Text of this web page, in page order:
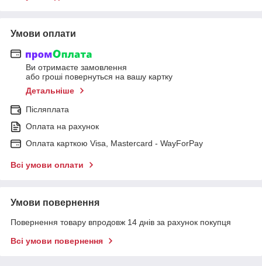
Умови оплати
Ви отримаєте замовлення
або гроші повернуться на вашу картку
Детальніше
Післяплата
Оплата на рахунок
Оплата карткою Visa, Mastercard - WayForPay
Всі умови оплати
Умови повернення
Повернення товару впродовж 14 днів за рахунок покупця
Всі умови повернення